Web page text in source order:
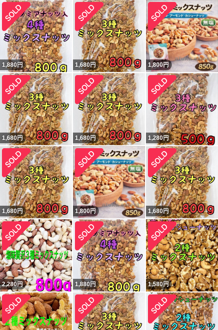
1,880円 1,680円 1,800円
1,680円 1,680円 1,280円
1,680円 1,800円 1,680円
2,280円 1,880円 1,580円